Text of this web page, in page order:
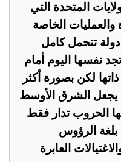
المتحدة التي
الخاصة
تتحمل كامل
نفسها اليوم أمام
لكن بصورة أكثر
يجعل الشرق الأوسط
الحروب تدار فقط
بلغة الرؤوس
العابرة